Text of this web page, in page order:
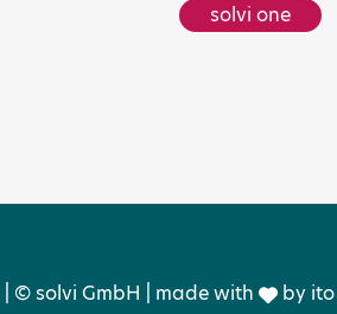
solvi one
© solvi GmbH | made with by ito